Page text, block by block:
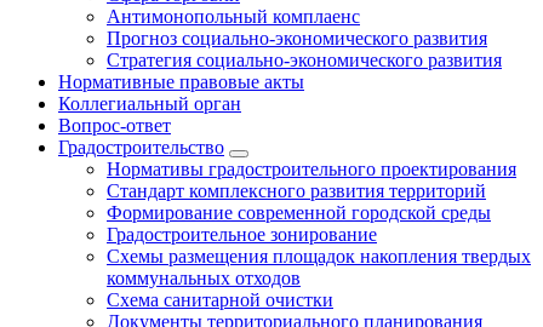
Антимонопольный комплаенс
Прогноз социально-экономического развития
Стратегия социально-экономического развития
Нормативные правовые акты
Коллегиальный орган
Вопрос-ответ
Градостроительство
Нормативы градостроительного проектирования
Стандарт комплексного развития территорий
Формирование современной городской среды
Градостроительное зонирование
Схемы размещения площадок накопления твердых
коммунальных отходов
Схема санитарной очистки
Документы территориального планирования